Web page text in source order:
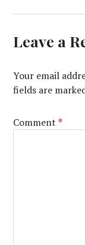
Leave a
Your email
fields are
Comment*